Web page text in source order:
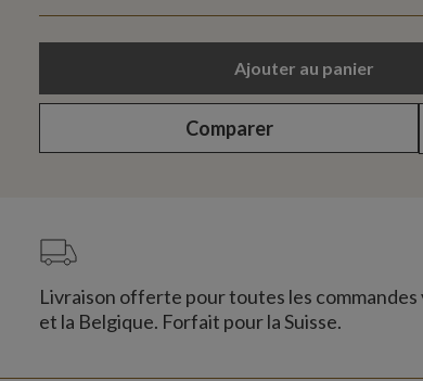
Ajouter au panier
Comparer
Livraison offerte pour toutes les commandes
et la Belgique. Forfait pour la Suisse.